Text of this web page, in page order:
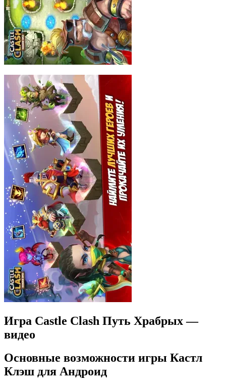
Игра Castle Clash Путь Храбрых —
видео
Основные возможности игры Кастл
Клэш для Андроид